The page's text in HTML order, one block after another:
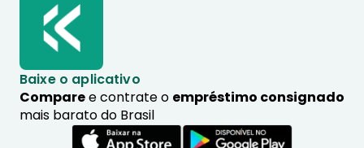
Baixe o aplicativo
Comparee contrate o empréstimo consignado
mais barato do Brasil